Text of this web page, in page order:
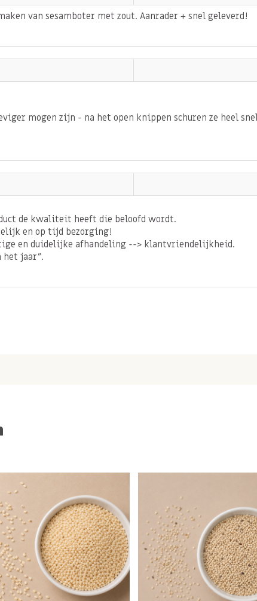
(schadelijke stoffen in
voeding kunt
noten positief voor het
van het slechte
en mineralen. Met
in sesamzaad.
en seleen
als topping en crunch
heerlijk over hartige
sesamboter of
of voor op stokbrood?
met 5 eetlepels
en eventueel een
van sesamboter met zout. Aanrader + snel geleverd!
mogen zijn - na het open knippen schuren ze heel
de kwaliteit heeft die beloofd wordt.
en op tijd bezorging!
en duidelijke afhandeling --> klantvriendelijkheid.
het jaar".